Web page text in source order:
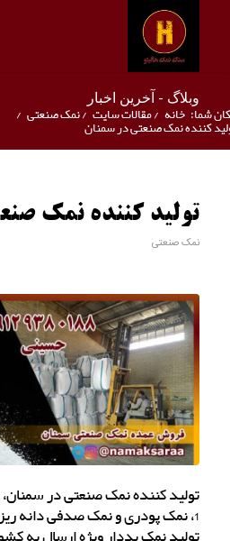
وبلاگ - آخرین اخبار
شما: خانه /مقالات سایت /نمک صنعتی /
کننده نمک صنعتی در سمنان
تولید کننده نمک
نمک صنعتی
تولید کننده نمک صنعتی در